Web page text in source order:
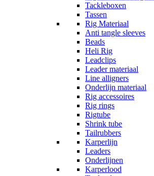
Tackleboxen
Tassen
Rig Materiaal
Anti tangle sleeves
Beads
Heli Rig
Leadclips
Leader materiaal
Line alligners
Onderlijn materiaal
Rig accessoires
Rig rings
Rigtube
Shrink tube
Tailrubbers
Karperlijn
Leaders
Onderlijnen
Karperlood